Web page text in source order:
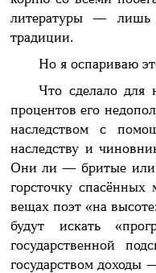
литературы — лишь
традиции.
Но я оспариваю
Что сделало для
процентов его
наследством с
наследству и
Они ли — бритые или
горсточку
вещах поэт «на
будут искать
государственной
государством доходы